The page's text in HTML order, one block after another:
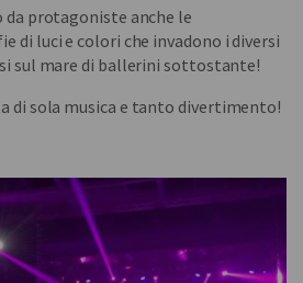
protagoniste anche le
di luci e colori che invadono i diversi
sul mare di ballerini sottostante!
di sola musica e tanto divertimento!